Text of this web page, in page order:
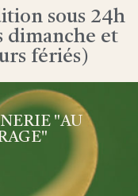
sous 24h
dimanche et
fériés)
"AU